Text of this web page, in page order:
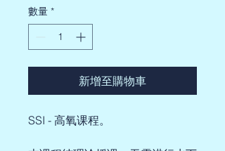
數量 *
新增至購物車
SSI - 高氧课程。